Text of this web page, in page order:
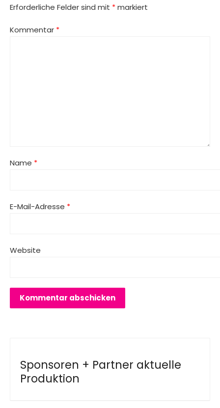
Erforderliche Felder sind mit *markiert
Kommentar *
Name *
E-Mail-Adresse *
Website
Sponsoren + Partner aktuelle
Produktion